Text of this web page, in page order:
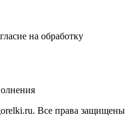
на обработку
Все права защищены